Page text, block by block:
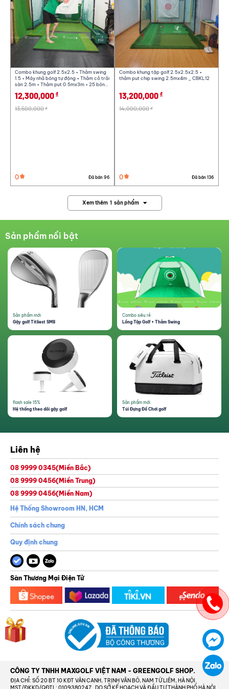
Combo khung golf 2.5x2.5 + Thảm swing
1.5 + Máy nhả bóng tự động + Thảm cỏ trải
sàn 2.5m + Thảm put 0.5mx3m + 25 bóng
12,300,000 đ
13,500,000 đ
0 Đã bán 96
Combo khung tập golf 2.5x2.5x2.5 +
thảm put chip swing 2.5mx4m _ CBKL12
13,200,000 đ
14,000,000 đ
0 Đã bán 136
Xem thêm 1 sản phẩm
Sản phẩm nổi bật
Sản phẩm mới
Gậy golf Titliest SM8
Combo siêu rẻ
Lồng Tập Golf + Thảm Swing
flash sale 15%
Hệ thống theo dõi gậy golf
Sản phẩm mới
Túi Đựng Đồ Chơi golf
Liên hệ
08 9999 0345(Miền Bắc)
08 9999 0456(Miền Trung)
08 9999 0456(Miền Nam)
Hệ Thống Showroom HN, HCM
Chính sách chung
Quy định chung
Sàn Thương Mại Điện Tử
CÔNG TY TNHH MAXGOLF VIỆT NAM - GREENGOLF SHOP.
ĐỊA CHỈ: SỐ 20 BT 10 KĐT VÂN CANH, TRỊNH VĂN BÔ, NAM TỪ LIÊM, HÀ NỘI.
MST/ĐKKD/QĐTL: 0109380247_DO SỞ KẾ HOẠCH VÀ ĐẦU TƯ THÀNH PHỐ HÀ NỘI